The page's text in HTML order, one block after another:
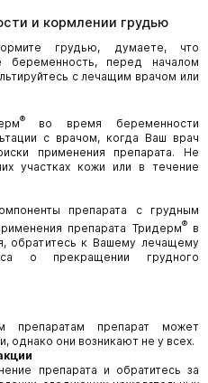
и кормлении грудью
грудью, думаете, что
беременность, перед началом
с лечащим врачом или
®во время беременности
с врачом, когда Ваш врач
применения препарата. Не
участках кожи или в течение
препарата с грудным
препарата Тридерм®в
обратитесь к Вашему лечащему
о прекращении грудного
препаратам препарат может
однако они возникают не у всех.
препарата и обратитесь за